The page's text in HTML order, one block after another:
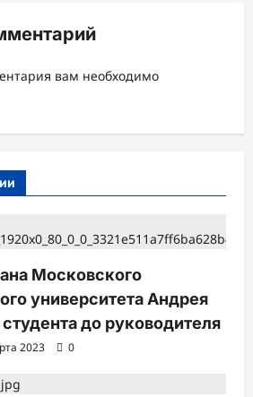
вам необходимо
Московского
университета Андрея
до руководителя
2023
0